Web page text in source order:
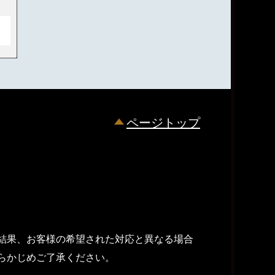
ページトップ
、お客様の希望された対応と異なる場合
じめご了承ください。